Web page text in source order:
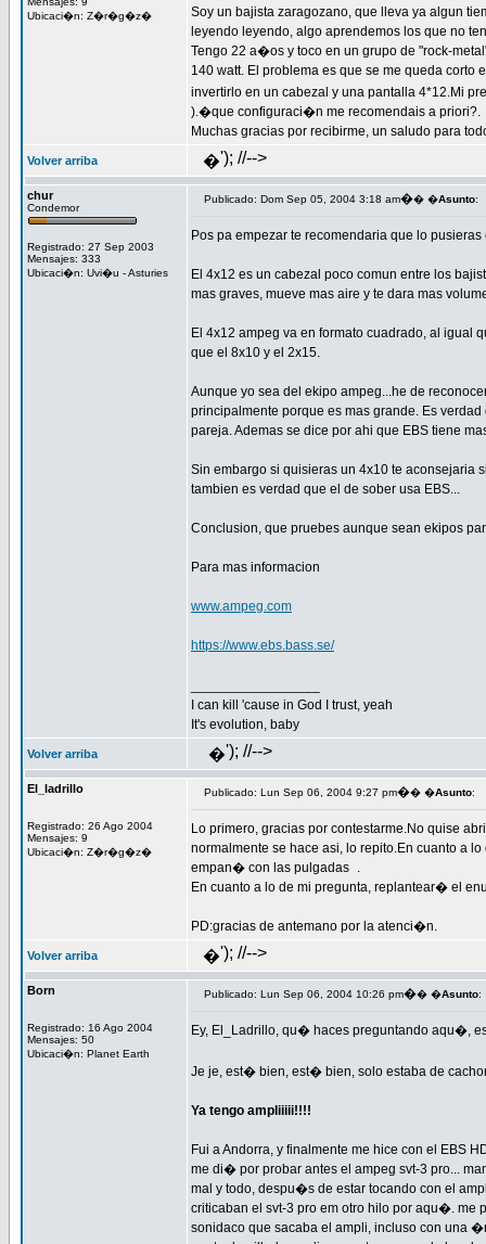
Ubicaci�n: Z�r�g�z�
Soy un bajista zaragozano, que lleva ya algun
leyendo leyendo, algo aprendemos los que no
Tengo 22 a�os y toco en un grupo de "rock-
140 watt. El problema es que se me queda
invertirlo en un cabezal y una pantalla 4*12.Mi
).�que configuraci�n me recomendais a priori?.
Muchas gracias por recibirme, un saludo para
Volver arriba �'); //-->
chur
Condemor
Registrado: 27 Sep 2003
Mensajes: 333
Ubicaci�n: Uvi�u - Asturies
Publicado: Dom Sep 05, 2004 3:18 am�� �Asunto:
Pos pa empezar te recomendaria que lo
El 4x12 es un cabezal poco comun entre los
mas graves, mueve mas aire y te dara mas
El 4x12 ampeg va en formato cuadrado, al igual
que el 8x10 y el 2x15.
Aunque yo sea del ekipo ampeg...he de
principalmente porque es mas grande. Es
pareja. Ademas se dice por ahi que EBS tiene
Sin embargo si quisieras un 4x10 te aconsejaria
tambien es verdad que el de sober usa EBS...
Conclusion, que pruebes aunque sean ekipos
Para mas informacion
www.ampeg.com
https://www.ebs.bass.se/
I can kill 'cause in God I trust, yeah
It's evolution, baby
Volver arriba �'); //-->
El_ladrillo
Registrado: 26 Ago 2004
Mensajes: 9
Ubicaci�n: Z�r�g�z�
Publicado: Lun Sep 06, 2004 9:27 pm�� �Asunto:
Lo primero, gracias por contestarme.No quise
normalmente se hace asi, lo repito.En cuanto a
empan� con las pulgadas .
En cuanto a lo de mi pregunta, replantear� el
PD:gracias de antemano por la atenci�n.
Volver arriba �'); //-->
Born
Registrado: 16 Ago 2004
Mensajes: 50
Ubicaci�n: Planet Earth
Publicado: Lun Sep 06, 2004 10:26 pm�� �Asunto:
Ey, El_Ladrillo, qu� haces preguntando aqu�,
Je je, est� bien, est� bien, solo estaba de
Ya tengo ampliiiii!!!!
Fui a Andorra, y finalmente me hice con el EBS
me di� por probar antes el ampeg svt-3 pro...
mal y todo, despu�s de estar tocando con el
criticaban el svt-3 pro em otro hilo por aqu�.
sonidaco que sacaba el ampli, incluso con una